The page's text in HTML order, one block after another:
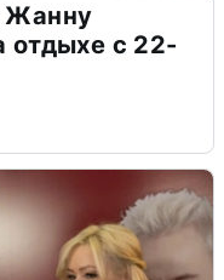
Жанну
отдыхе с 22-